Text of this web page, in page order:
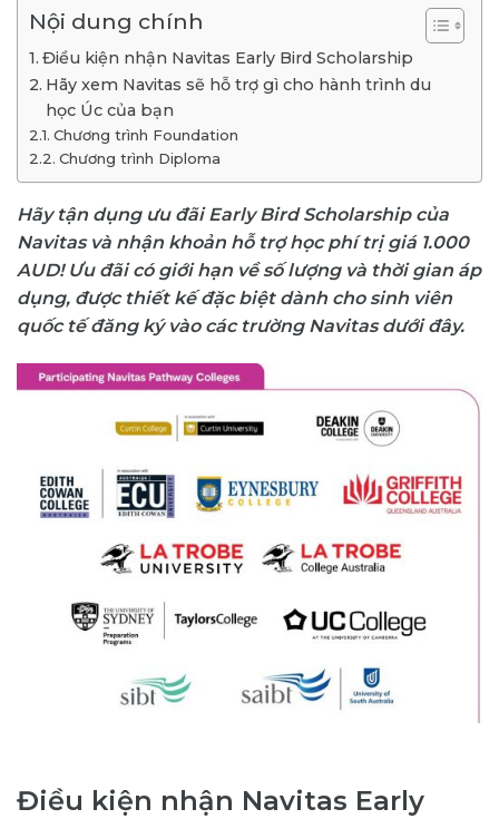
Nội dung chính
Điều kiện nhận Navitas Early Bird Scholarship
Hãy xem Navitas sẽ hỗ trợ gì cho hành trình du
học Úc của bạn
Chương trình Foundation
Chương trình Diploma
Hãy tận dụng ưu đãi Early Bird Scholarship của
Navitas và nhận khoản hỗ trợ học phí trị giá 1.000
AUD! Ưu đãi có giới hạn về số lượng và thời gian áp
dụng, được thiết kế đặc biệt dành cho sinh viên
quốc tế đăng ký vào các trường Navitas dưới đây.
Điều kiện nhận Navitas Early